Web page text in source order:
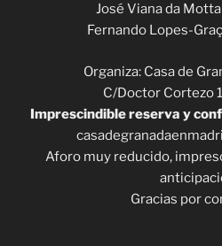
José Viana da
Fernando Lopes-
Organiza: Casa de
C/Doctor Cortezo
Imprescindible reserva y
Aforo muy reducido,
Gracias por